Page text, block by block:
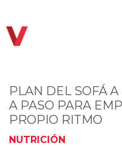
PLAN DEL SOFÁ A
A PASO PARA
PROPIO RITMO
NUTRICIÓN